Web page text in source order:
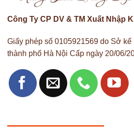
Công Ty CP DV & TM Xuất Nhập
Giấy phép số 0105921569 do Sở
thành phố Hà Nội Cấp ngày 20/06/